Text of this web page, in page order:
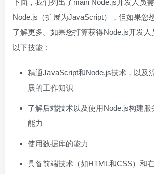
下面，我们列出了main Node.js开发人员
Node.js（扩展为JavaScript），但如果您
了解更多。如果您打算获得Node.js开发
以下技能：
精通JavaScript和Node.js技术，以及
展的工作知识
了解后端技术以及使用Node.js构建
能力
使用数据库的能力
具备前端技术（如HTML和CSS）和